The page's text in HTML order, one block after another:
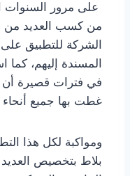
على مرور السنوات
من كسب العديد من
الشركة للتطبيق
المسندة إليهم،
في فترات قصيرة أن
غطت بها جميع أنحاء
ومواكبة لكل هذا
بلاط بتخصيص